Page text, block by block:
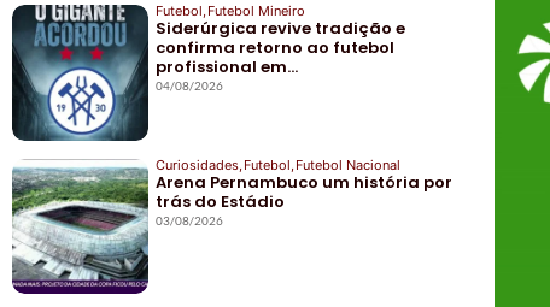
Futebol Futebol Mineiro
Siderúrgica revive tradição e
confirma retorno ao futebol
profissional em…
04/08/2026
Curiosidades, Futebol Futebol Nacional
Arena Pernambuco um história por
trás do Estádio
03/08/2026